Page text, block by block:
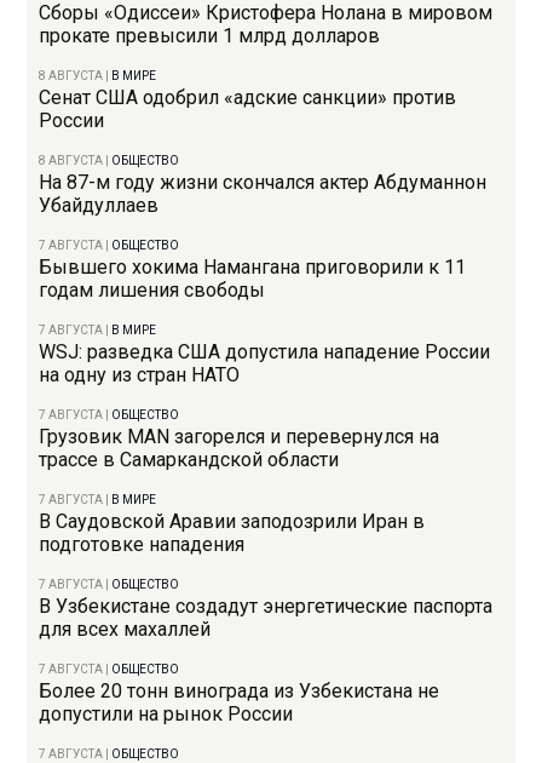
Сборы «Одиссеи» Кристофера Нолана в мировом
прокате превысили 1 млрд долларов
8 АВГУСТА В МИРЕ
Сенат США одобрил «адские санкции» против
России
8 АВГУСТА ОБЩЕСТВО
На 87-м году жизни скончался актер Абдуманнон
Убайдуллаев
7 АВГУСТА ОБЩЕСТВО
Бывшего хокима Намангана приговорили к 11
годам лишения свободы
7 АВГУСТА В МИРЕ
WSJ: разведка США допустила нападение России
на одну из стран НАТО
7 АВГУСТА ОБЩЕСТВО
Грузовик MAN загорелся и перевернулся на
трассе в Самаркандской области
7 АВГУСТА В МИРЕ
В Саудовской Аравии заподозрили Иран в
подготовке нападения
7 АВГУСТА ОБЩЕСТВО
В Узбекистане создадут энергетические паспорта
для всех махаллей
7 АВГУСТА ОБЩЕСТВО
Более 20 тонн винограда из Узбекистана не
допустили на рынок России
7 АВГУСТА ОБЩЕСТВО